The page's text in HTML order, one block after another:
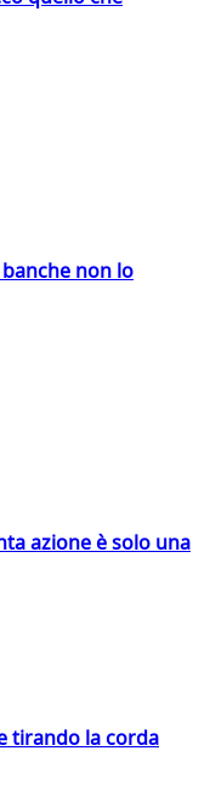
non lo
azione è solo una
tirando la corda